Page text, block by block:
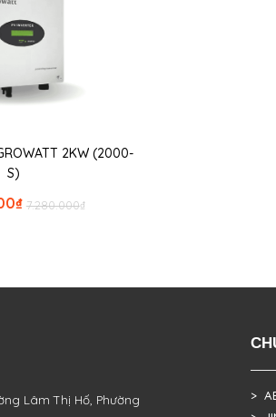
2KW (2000-
S)
₫
7.280.000
₫
Lâm Thị Hố, Phường
>